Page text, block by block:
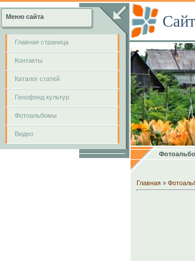
Меню сайта
Главная страница
Контакты
Каталог статей
Генофонд культур
Фотоальбомы
Видео
Главная »